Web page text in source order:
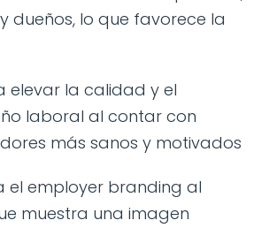
dueños, lo que favorece la
elevar la calidad y el
laboral al contar con
más sanos y motivados
el employer branding al
muestra una imagen